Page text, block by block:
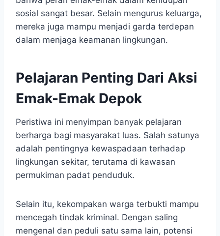
sosial sangat besar. Selain mengurus keluarga,
mereka juga mampu menjadi garda terdepan
dalam menjaga keamanan lingkungan.
Pelajaran Penting Dari Aksi
Emak-Emak Depok
Peristiwa ini menyimpan banyak pelajaran
berharga bagi masyarakat luas. Salah satunya
adalah pentingnya kewaspadaan terhadap
lingkungan sekitar, terutama di kawasan
permukiman padat penduduk.
Selain itu, kekompakan warga terbukti mampu
mencegah tindak kriminal. Dengan saling
mengenal dan peduli satu sama lain, potensi